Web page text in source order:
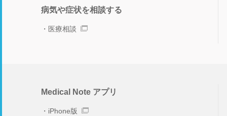
病気や症状を相談する
医療相談
Medical Note アプリ
iPhone版